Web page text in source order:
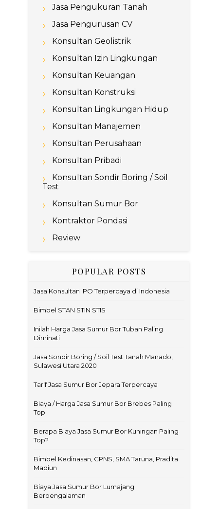
Jasa Pengukuran Tanah
Jasa Pengurusan CV
Konsultan Geolistrik
Konsultan Izin Lingkungan
Konsultan Keuangan
Konsultan Konstruksi
Konsultan Lingkungan Hidup
Konsultan Manajemen
Konsultan Perusahaan
Konsultan Pribadi
Konsultan Sondir Boring / Soil
Test
Konsultan Sumur Bor
Kontraktor Pondasi
Review
POPULAR POSTS
Jasa Konsultan IPO Terpercaya di Indonesia
Bimbel STAN STIN STIS
Inilah Harga Jasa Sumur Bor Tuban Paling
Diminati
Jasa Sondir Boring / Soil Test Tanah Manado,
Sulawesi Utara 2020
Tarif Jasa Sumur Bor Jepara Terpercaya
Biaya / Harga Jasa Sumur Bor Brebes Paling
Top
Berapa Biaya Jasa Sumur Bor Kuningan Paling
Top?
Bimbel Kedinasan, CPNS, SMA Taruna, Pradita
Madiun
Biaya Jasa Sumur Bor Lumajang
Berpengalaman